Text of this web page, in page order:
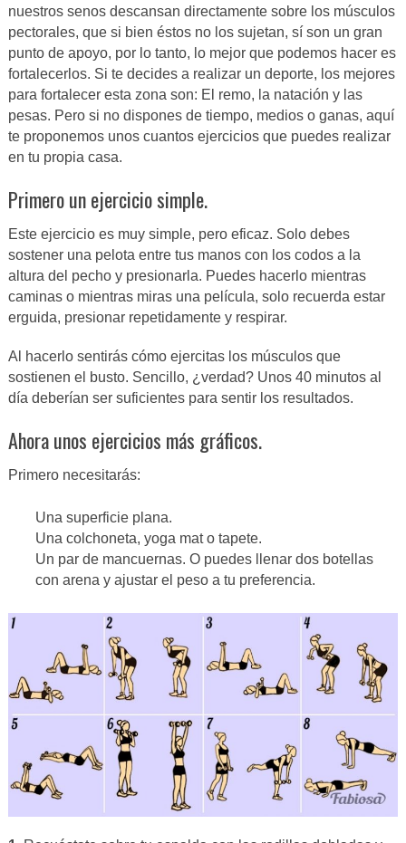
nuestros senos descansan directamente sobre los músculos
pectorales, que si bien éstos no los sujetan, sí son un gran
punto de apoyo, por lo tanto, lo mejor que podemos hacer es
fortalecerlos. Si te decides a realizar un deporte, los mejores
para fortalecer esta zona son: El remo, la natación y las
pesas. Pero si no dispones de tiempo, medios o ganas, aquí
te proponemos unos cuantos ejercicios que puedes realizar
en tu propia casa.
Primero un ejercicio simple.
Este ejercicio es muy simple, pero eficaz. Solo debes
sostener una pelota entre tus manos con los codos a la
altura del pecho y presionarla. Puedes hacerlo mientras
caminas o mientras miras una película, solo recuerda estar
erguida, presionar repetidamente y respirar.
Al hacerlo sentirás cómo ejercitas los músculos que
sostienen el busto. Sencillo, ¿verdad? Unos 40 minutos al
día deberían ser suficientes para sentir los resultados.
Ahora unos ejercicios más gráficos.
Primero necesitarás:
Una superficie plana.
Una colchoneta, yoga mat o tapete.
Un par de mancuernas. O puedes llenar dos botellas
con arena y ajustar el peso a tu preferencia.